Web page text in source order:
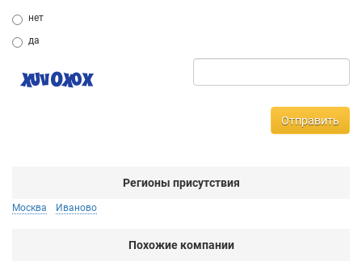
нет
да
Отправить
Регионы присутствия
Москва Иваново
Похожие компании